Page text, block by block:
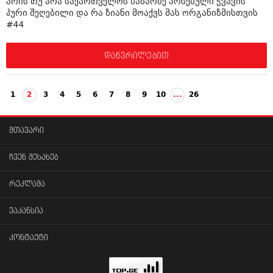
პური შეღებილი და რა ზიანი მოაქვს მას ორგანიზმისთვის
#44
დაწვრილებით
1 2 3 4 5 6 7 8 9 10 ... 26
მთავარი
ჩვენ შესახებ
რეკლამა
ვაკანსია
კონტაქტი